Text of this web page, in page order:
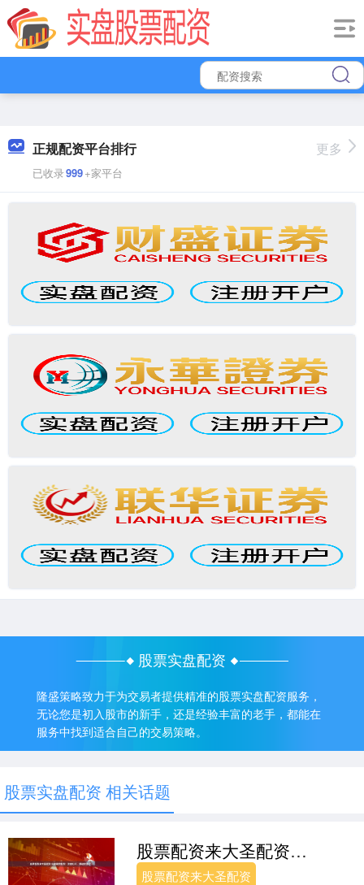
正规配资平台排行
已收录999+家平台
更多
股票实盘配资
隆盛策略致力于为交易者提供精准的股票实盘配资服务，
无论您是初入股市的新手，还是经验丰富的老手，都能在
服务中找到适合自己的交易策略。
股票实盘配资 相关话题
股票配资来大圣配资 内盘期货配资：资金杠杆，撬动财富之门
股票配资来大圣配资